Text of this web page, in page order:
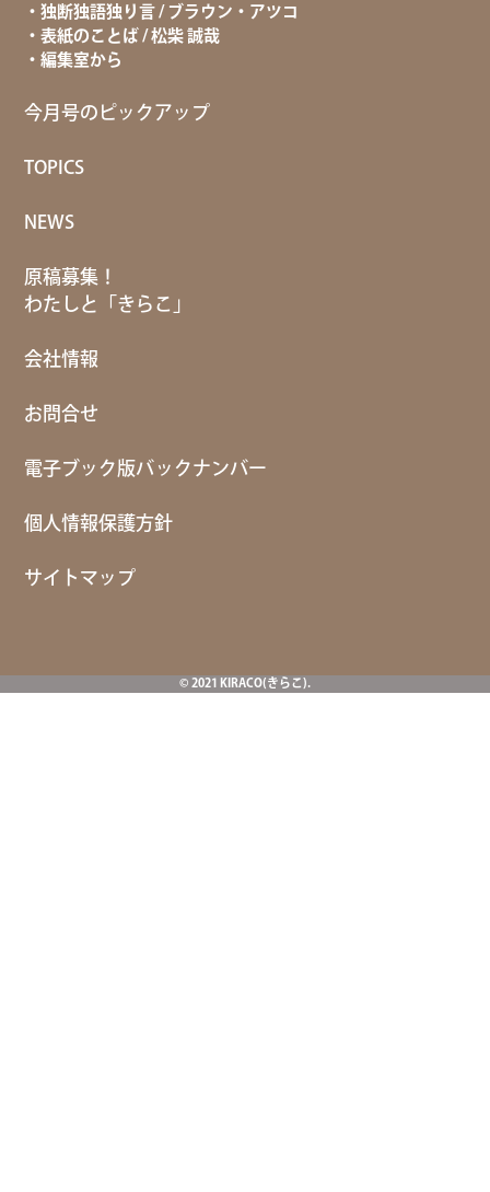
独断独語独り言 / ブラウン・アツコ
表紙のことば / 松柴 誠哉
編集室から
今月号のピックアップ
TOPICS
NEWS
原稿募集！
わたしと「きらこ」
会社情報
お問合せ
電子ブック版バックナンバー
個人情報保護方針
サイトマップ
© 2021 KIRACO(きらこ).